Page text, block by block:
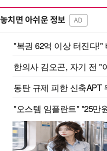
놓치면 아쉬운 정보 AD